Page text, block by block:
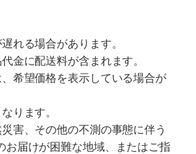
れる場合があります。
金に配送料が含まれます。
希望価格を表示している場合が
ります。
害、その他の不測の事態に伴う
お届けが困難な地域、またはご指